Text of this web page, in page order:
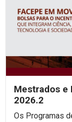
Mestrados e
2026.2
Os Programas